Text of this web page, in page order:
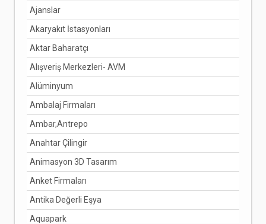
Ajanslar
Akaryakıt İstasyonları
Aktar Baharatçı
Alışveriş Merkezleri- AVM
Alüminyum
Ambalaj Firmaları
Ambar,Antrepo
Anahtar Çilingir
Animasyon 3D Tasarım
Anket Firmaları
Antika Değerli Eşya
Aquapark